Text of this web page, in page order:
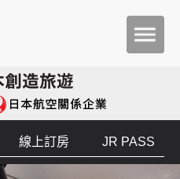
線上訂房 JR PASS